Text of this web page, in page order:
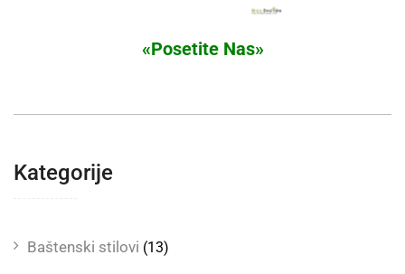
«Posetite Nas»
Kategorije
Baštenski stilovi (13)